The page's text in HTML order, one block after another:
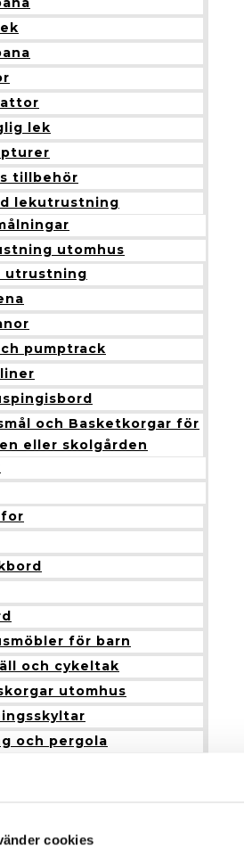
cookies
lek
tillbehör
lekutrustning
utomhus
utrustning
pumptrack
och Basketkorgar för
eller skolgården
för barn
och cykeltak
utomhus
och pergola